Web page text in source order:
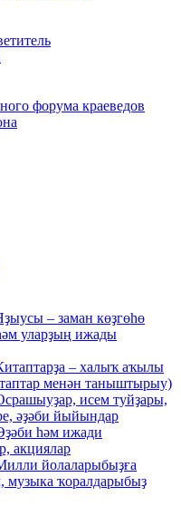
форума краеведов
– заман көҙгөһө
уларҙың ижады
– халыҡ аҡылы
менән таныштырыу)
исем туйҙары,
әҙәби йыйындар
һәм ижади
акциялар
йолаларыбыҙға
музыка ҡоралдарыбыҙ